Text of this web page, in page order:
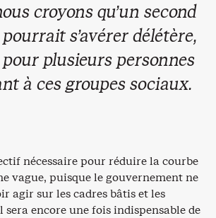
croyons qu’un second
s’avérer délétère,
plusieurs personnes
à ces groupes sociaux.
nécessaire pour réduire la courbe
vague, puisque le gouvernement ne
agir sur les cadres bâtis et les
encore une fois indispensable de